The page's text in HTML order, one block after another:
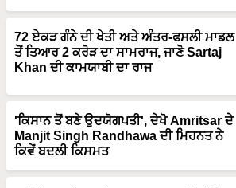
72 ਏਕੜ ਗੰਨੇ ਦੀ ਖੇਤੀ ਅਤੇ ਅੰਤਰ-ਫਸਲੀ ਮਾਡਲ
ਤੋਂ ਤਿਆਰ 2 ਕਰੋੜ ਦਾ ਸਾਮਰਾਜ, ਜਾਣੋ Sartaj
Khan ਦੀ ਕਾਮਯਾਬੀ ਦਾ ਰਾਜ
'ਕਿਸਾਨ ਤੋਂ ਬਣੇ ਉਦਯੋਗਪਤੀ', ਦੇਖੋ Amritsar ਦੇ
Manjit Singh Randhawa ਦੀ ਮਿਹਨਤ ਨੇ
ਕਿਵੇਂ ਬਦਲੀ ਕਿਸਮਤ